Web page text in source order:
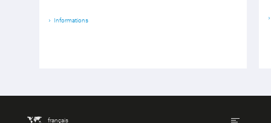
Informations
français